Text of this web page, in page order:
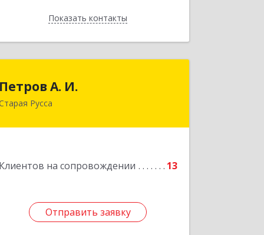
Показать контакты
Назад
Петров А. И.
Русса
Клиентов на сопровождении 13
Отправить заявку
Старая Русса, пер.Волотовский, д.23
Отправить заявку